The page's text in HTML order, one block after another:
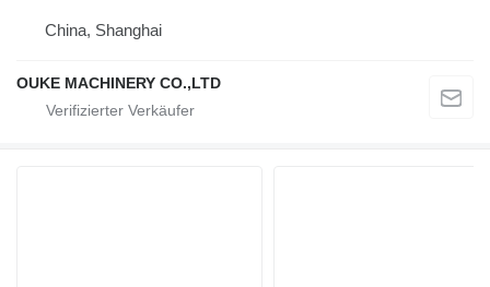
China, Shanghai
OUKE MACHINERY CO.,LTD